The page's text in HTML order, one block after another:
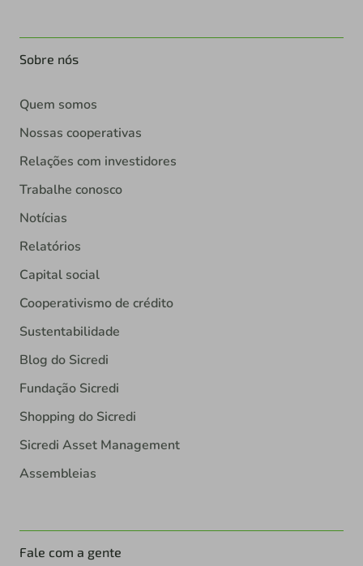
Sobre nós
Quem somos
Nossas cooperativas
Relações com investidores
Trabalhe conosco
Notícias
Relatórios
Capital social
Cooperativismo de crédito
Sustentabilidade
Blog do Sicredi
Fundação Sicredi
Shopping do Sicredi
Sicredi Asset Management
Assembleias
Fale com a gente